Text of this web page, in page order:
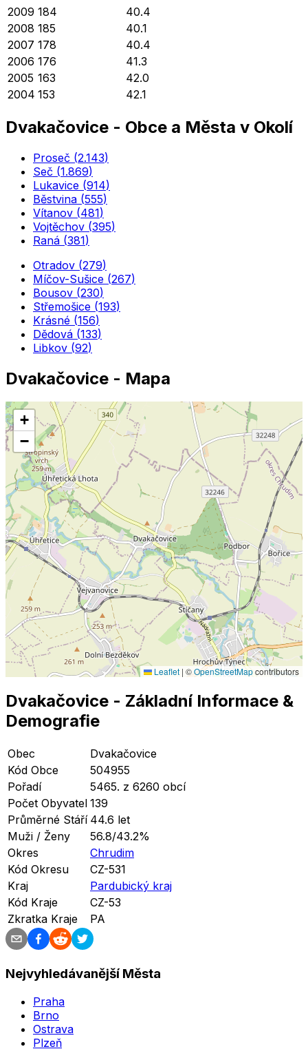
2009 184
40.4
2008 185
40.1
2007 178
40.4
2006 176
41.3
2005 163
42.0
2004 153 42.1
Dvakačovice - Obce a Města v Okolí
Proseč (2.143)
Seč (1.869)
Lukavice (914)
Běstvina (555)
Vítanov (481)
Vojtěchov (395)
Raná (381)
Otradov (279)
Míčov-Sušice (267)
Bousov (230)
Střemošice (193)
Krásné (156)
Dědová (133)
Libkov (92)
Dvakačovice - Mapa
+
−
Leaflet | ©OpenStreetMapcontributors
Dvakačovice - Základní Informace &
Demografie
Obec
Dvakačovice
Kód Obce
504955
Pořadí
5465. z 6260 obcí
Počet Obyvatel 139
Průměrné Stáří 44.6 let
Muži / Ženy
56.8/43.2%
Okres
Chrudim
Kód Okresu
CZ-531
Kraj
Pardubický kraj
Kód Kraje
CZ-53
Zkratka Kraje
PA
Nejvyhledávanější Města
Praha
Brno
Ostrava
Plzeň